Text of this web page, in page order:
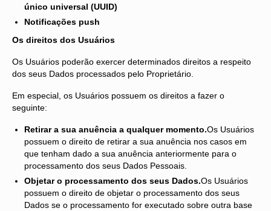
único universal (UUID)
Notificações push
Os direitos dos Usuários
Os Usuários poderão exercer determinados direitos a respeito
dos seus Dados processados pelo Proprietário.
Em especial, os Usuários possuem os direitos a fazer o
seguinte:
Retirar a sua anuência a qualquer momento.Os Usuários
possuem o direito de retirar a sua anuência nos casos em
que tenham dado a sua anuência anteriormente para o
processamento dos seus Dados Pessoais.
Objetar o processamento dos seus Dados.Os Usuários
possuem o direito de objetar o processamento dos seus
Dados se o processamento for executado sobre outra base